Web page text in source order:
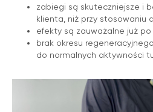
zabiegi są skuteczniejsze i
klienta, niż przy stosowaniu
efekty są zauważalne już
brak okresu
do normalnych aktywności